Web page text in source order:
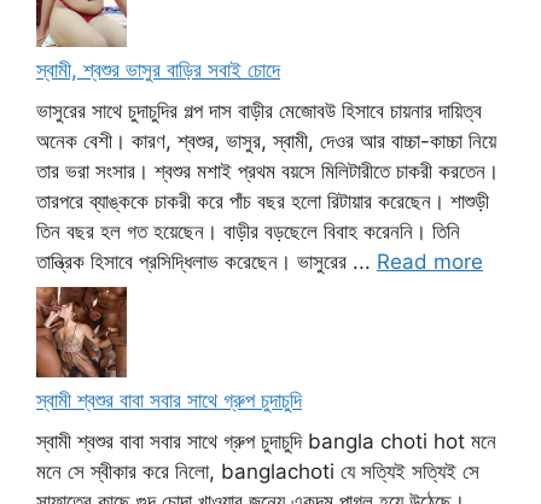
স্বামী, শ্বশুর ভাসুর বাড়ির সবাই চোদে
ভাসুরের সাথে চুদাচুদির গল্প দাস বাড়ীর মেজোবউ হিসাবে চায়নার দায়িত্ব
অনেক বেশী। কারণ, শ্বশুর, ভাসুর, স্বামী, দেওর আর বাচ্চা-কাচ্চা নিয়ে
তার ভরা সংসার। শ্বশুর মশাই প্রথম বয়সে মিলিটারীতে চাকরী করতেন।
তারপরে ব্যাঙ্ককে চাকরী করে পাঁচ বছর হলো রিটায়ার করেছেন। শাশুড়ী
তিন বছর হল গত হয়েছেন। বাড়ীর বড়ছেলে বিবাহ করেননি। তিনি
তান্ত্রিক হিসাবে প্রসিদ্ধিলাভ করেছেন। ভাসুরের ... Read more
স্বামী শ্বশুর বাবা সবার সাথে গ্রুপ চুদাচুদি
স্বামী শ্বশুর বাবা সবার সাথে গ্রুপ চুদাচুদি bangla choti hot মনে
মনে সে স্বীকার করে নিলো, banglachoti যে সত্যিই সত্যিই সে